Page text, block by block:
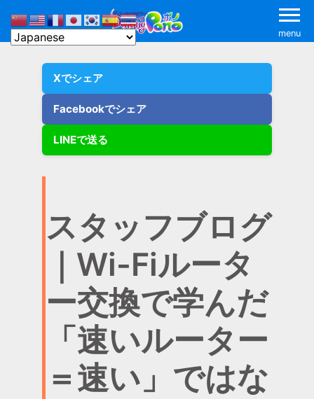
menu
Xでシェア
Facebookでシェア
LINEで送る
スタッフブログ
｜Wi-Fiルータ
ー交換で学んだ
「速いルーター
＝速い」ではな